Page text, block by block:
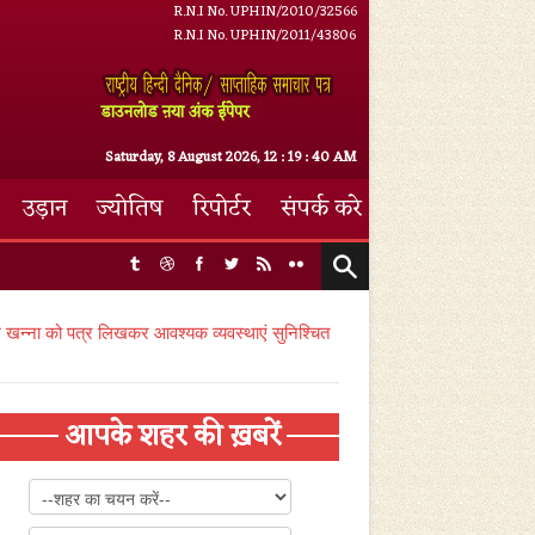
R.N.I No. UPHIN/2010/32566
R.N.I No. UPHIN/2011/43806
डाउनलोड ऩया अंक ईपेपर
Saturday, 8 August 2026,12:19:41 AM
उड़ान ज्योतिष रिपोर्टर संपर्क करे
खन्ना को पत्र लिखकर आवश्यक व्यवस्थाएं सुनिश्चित
आपके शहर की ख़बरें